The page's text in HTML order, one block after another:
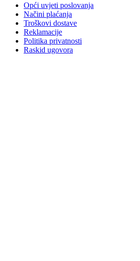
Opći uvjeti poslovanja
Načini plaćanja
Troškovi dostave
Reklamacije
Politika privatnosti
Raskid ugovora